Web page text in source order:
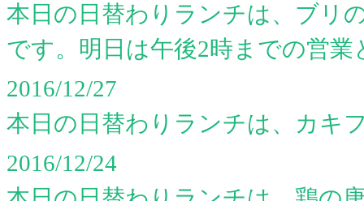
本日の日替わりランチは、ブリ
です。明日は午後2時までの営
2016/12/27
本日の日替わりランチは、カキ
2016/12/24